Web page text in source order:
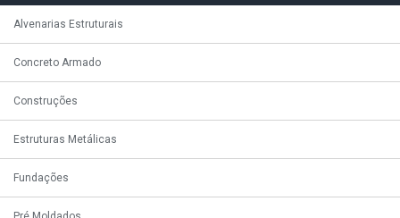
Alvenarias Estruturais
Concreto Armado
Construções
Estruturas Metálicas
Fundações